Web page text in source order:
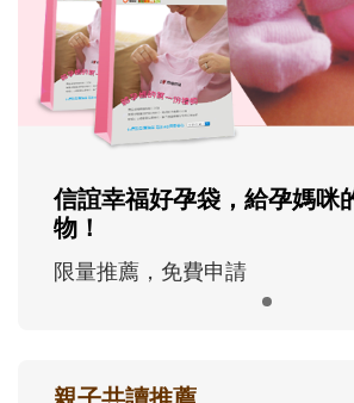
信誼幸福好孕袋，給孕媽咪
物！
限量推薦，免費申請